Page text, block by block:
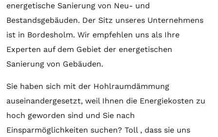
energetische Sanierung von Neu- und
Bestandsgebäuden. Der Sitz unseres Unternehmens
ist in Bordesholm. Wir empfehlen uns als Ihre
Experten auf dem Gebiet der energetischen
Sanierung von Gebäuden.
Sie haben sich mit der Hohlraumdämmung
auseinandergesetzt, weil Ihnen die Energiekosten zu
hoch geworden sind und Sie nach
Einsparmöglichkeiten suchen? Toll , dass sie uns